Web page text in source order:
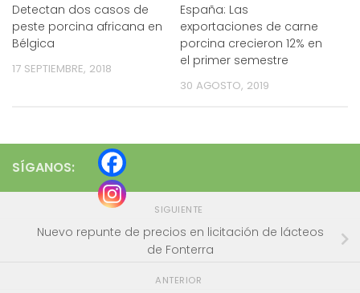
Detectan dos casos de
peste porcina africana en
Bélgica
17 SEPTIEMBRE, 2018
España: Las
exportaciones de carne
porcina crecieron 12% en
el primer semestre
30 AGOSTO, 2019
SÍGANOS:
SIGUIENTE
Nuevo repunte de precios en licitación de lácteos
de Fonterra
ANTERIOR